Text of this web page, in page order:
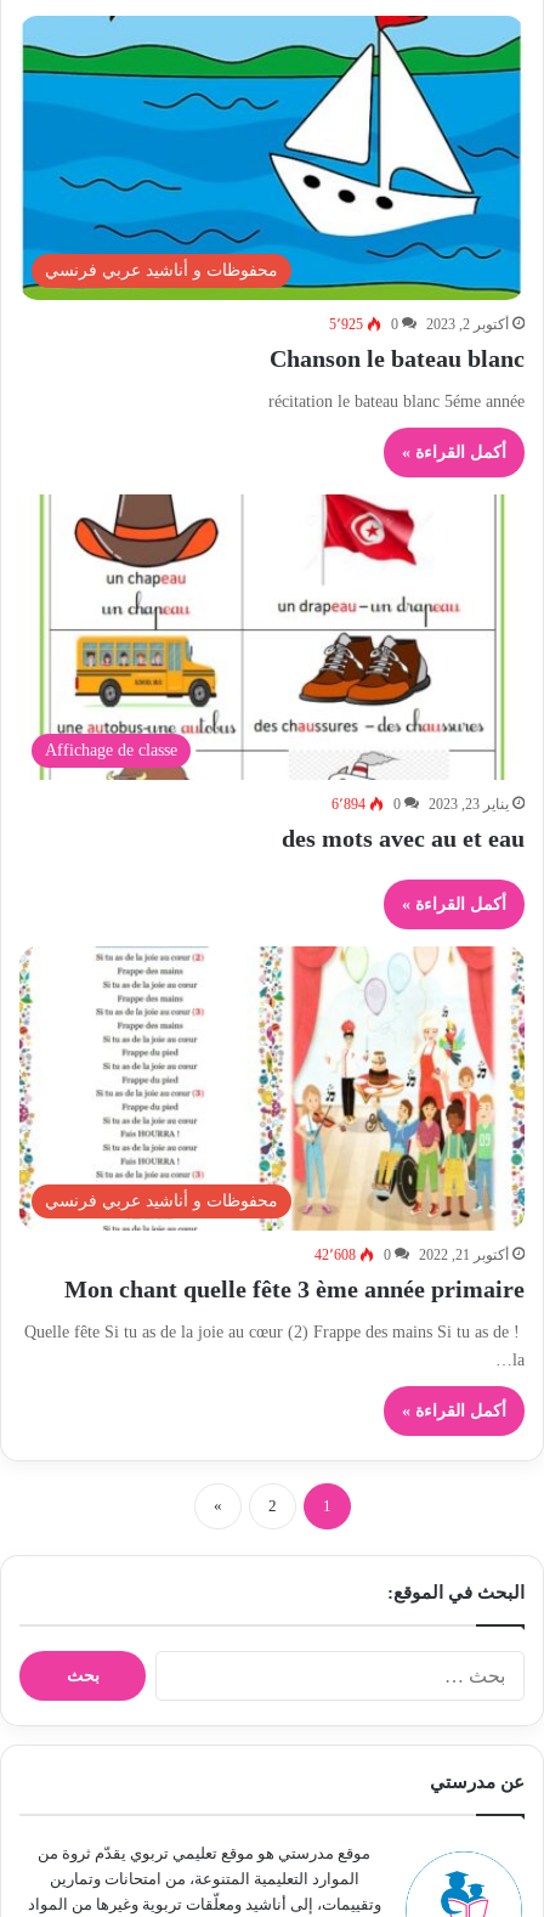
محفوظات و أناشيد عربي فرنسي
أكتوبر 2, 2023 0 5٬925
Chanson le bateau blanc
récitation le bateau blanc 5éme année
أكمل القراءة »
Affichage de classe
يناير 23, 2023 0 6٬894
des mots avec au et eau
أكمل القراءة »
محفوظات و أناشيد عربي فرنسي
أكتوبر 21, 2022 0 42٬608
Mon chant quelle fête 3 ème année primaire
! Quelle fête Si tu as de la joie au cœur (2) Frappe des mains Si tu as de
la…
أكمل القراءة »
1
2
»
البحث في الموقع:
ن
عن مدرستي
موقع مدرستي هو موقع تعليمي تربوي يقدّم ثروة من
الموارد التعليمية المتنوعة، من امتحانات وتمارين
وتقييمات، إلى أناشيد ومعلّقات تربوية وغيرها من المواد